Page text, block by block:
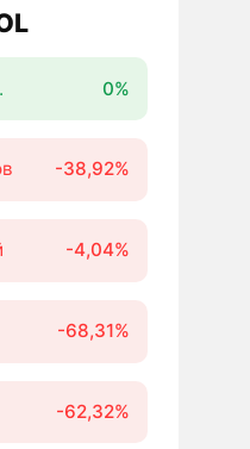
0%
-38,92%
-4,04%
-68,31%
-62,32%